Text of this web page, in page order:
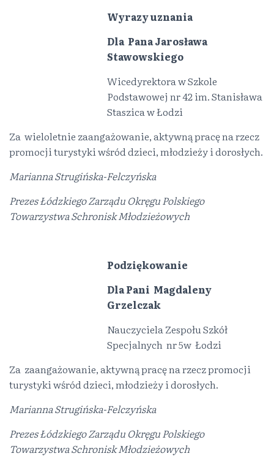
Wyrazy uznania
Dla Pana Jarosława
Stawowskiego
Wicedyrektora w Szkole
Podstawowej nr 42 im. Stanisława
Staszica w Łodzi
Za wieloletnie zaangażowanie, aktywną pracę na rzecz
promocji turystyki wśród dzieci, młodzieży i dorosłych.
Marianna Strugińska-Felczyńska
Prezes Łódzkiego Zarządu Okręgu Polskiego
Towarzystwa Schronisk Młodzieżowych
Podziękowanie
Dla Pani Magdaleny
Grzelczak
Nauczyciela Zespołu Szkół
Specjalnych nr 5w Łodzi
Za zaangażowanie, aktywną pracę na rzecz promocji
turystyki wśród dzieci, młodzieży i dorosłych.
Marianna Strugińska-Felczyńska
Prezes Łódzkiego Zarządu Okręgu Polskiego
Towarzystwa Schronisk Młodzieżowych